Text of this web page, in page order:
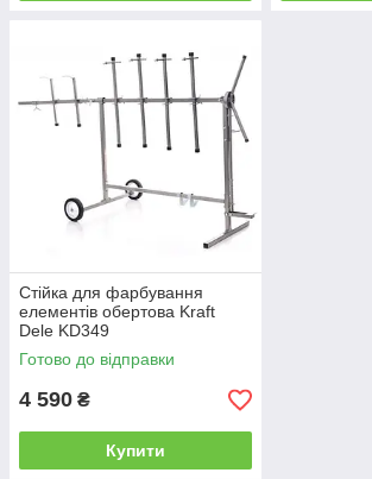
Стійка для фарбування
елементів обертова Kraft
Dele KD349
Готово до відправки
4 590 ₴
Купити